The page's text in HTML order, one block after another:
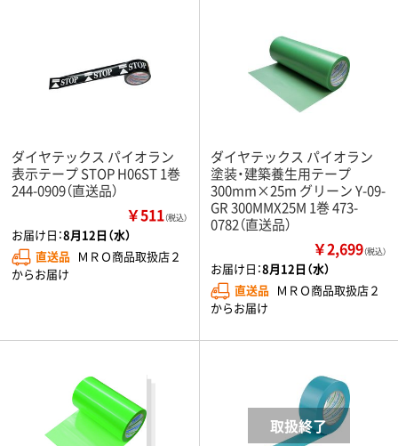
ダイヤテックス パイオラン
表示テープ STOP H06ST 1巻
244-0909（直送品）
￥511（税込）
お届け日：8月12日（水）
直送品 ＭＲＯ商品取扱店２
からお届け
ダイヤテックス パイオラン
塗装・建築養生用テープ
300mm×25m グリーン Y-09-
GR 300MMX25M 1巻 473-
0782（直送品）
￥2,699（税込）
お届け日：8月12日（水）
直送品 ＭＲＯ商品取扱店２
からお届け